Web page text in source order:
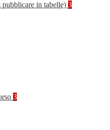
in tabelle) 3
3